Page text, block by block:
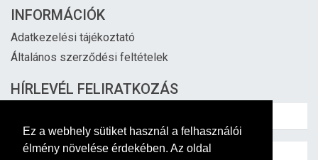
Ez a webhely sütiket használ a felhasználói
élmény növelése érdekében. Az oldal
INFORMÁCIÓK
Adatkezelési tájékoztató
Általános szerződési feltételek
HÍRLEVÉL FELIRATKOZÁS